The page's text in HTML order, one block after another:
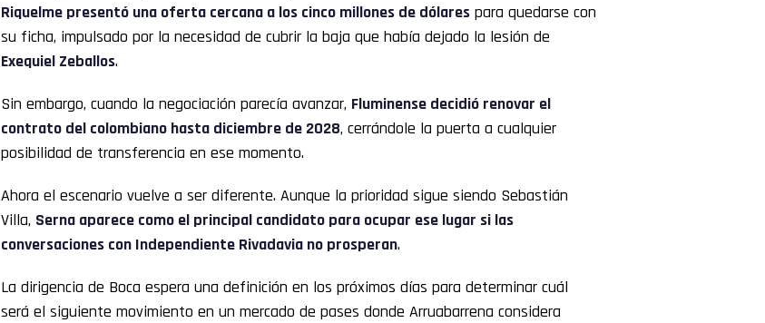
Riquelme presentó una oferta cercana a los cinco millones de dólares para quedarse con
su ficha, impulsado por la necesidad de cubrir la baja que había dejado la lesión de
Exequiel Zeballos.
Sin embargo, cuando la negociación parecía avanzar, Fluminense decidió renovar el
contrato del colombiano hasta diciembre de 2028, cerrándole la puerta a cualquier
posibilidad de transferencia en ese momento.
Ahora el escenario vuelve a ser diferente. Aunque la prioridad sigue siendo Sebastián
Villa, Serna aparece como el principal candidato para ocupar ese lugar si las
conversaciones con Independiente Rivadavia no prosperan.
La dirigencia de Boca espera una definición en los próximos días para determinar cuál
será el siguiente movimiento en un mercado de pases donde Arruabarrena considera